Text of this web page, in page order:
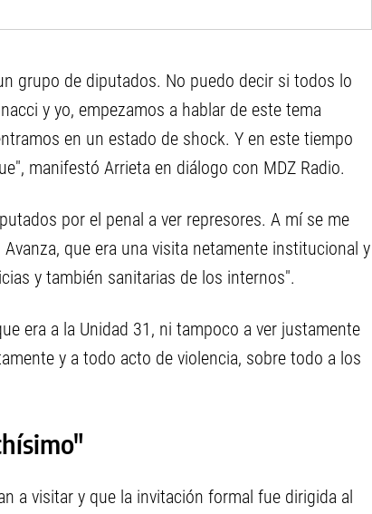
grupo de diputados. No puedo decir si todos lo
y yo, empezamos a hablar de este tema
en un estado de shock. Y en este tiempo
manifestó Arrieta en diálogo con MDZ Radio.
por el penal a ver represores. A mí se me
que era una visita netamente institucional y
y también sanitarias de los internos".
era a la Unidad 31, ni tampoco a ver justamente
y a todo acto de violencia, sobre todo a los
a visitar y que la invitación formal fue dirigida al